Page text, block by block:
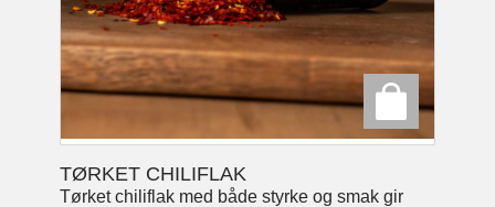
TØRKET CHILIFLAK
Tørket chiliflak med både styrke og smak gir